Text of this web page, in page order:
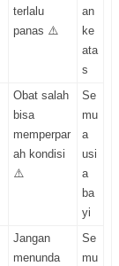
terlalu
panas ⚠️
an
ke
ata
s
Obat salah
bisa
memperpar
ah kondisi
⚠️
Se
mu
a
usi
a
ba
yi
Jangan
menunda
Se
mu